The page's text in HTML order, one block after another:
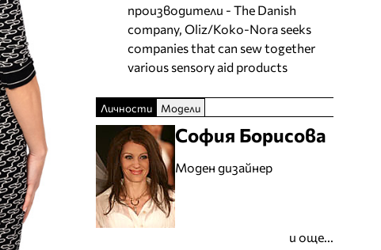
производители - The Danish
company, Oliz/Koko-Nora seeks
companies that can sew together
various sensory aid products
Личности Модели
София Борисова
Моден дизайнер
и още...